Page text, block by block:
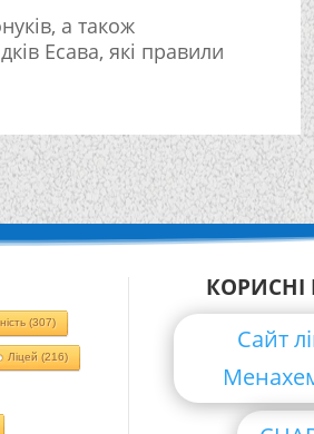
а також
Есава, які правили
(307)
Ліцей (216)
Сайт